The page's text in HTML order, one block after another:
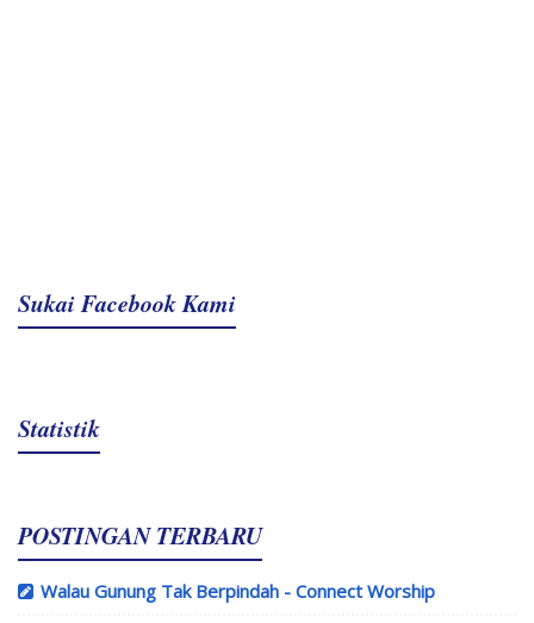
Sukai Facebook Kami
Statistik
POSTINGAN TERBARU
Walau Gunung Tak Berpindah - Connect Worship